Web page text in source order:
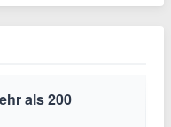
als 200